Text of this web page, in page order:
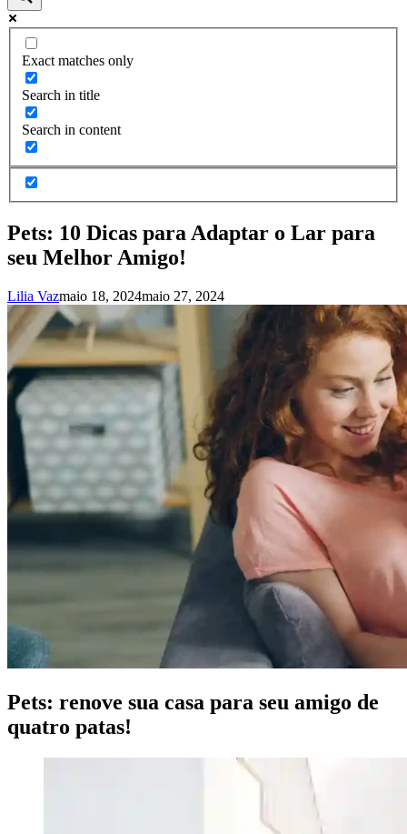
Exact matches only
Search in title
Search in content
Pets: 10 Dicas para Adaptar o Lar para
seu Melhor Amigo!
Lilia Vazmaio 18, 2024maio 27, 2024
Pets: renove sua casa para seu amigo de
quatro patas!